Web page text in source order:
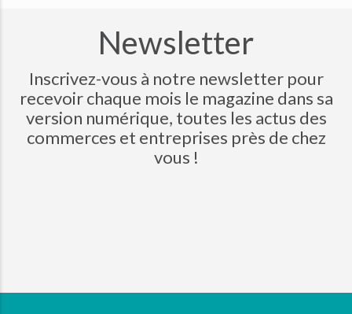
Newsletter
Inscrivez-vous à notre newsletter pour
recevoir chaque mois le magazine dans sa
version numérique, toutes les actus des
commerces et entreprises près de chez
vous !